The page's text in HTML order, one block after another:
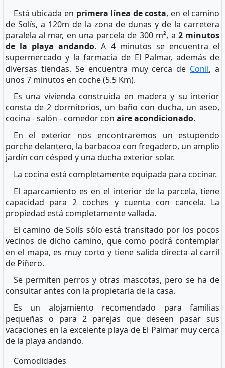
Está ubicada en primera línea de costa, en el camino
de Solís, a 120m de la zona de dunas y de la carretera
paralela al mar, en una parcela de 300 m², a 2 minutos
de la playa andando. A 4 minutos se encuentra el
supermercado y la farmacia de El Palmar, además de
diversas tiendas. Se encuentra muy cerca de Conil, a
unos 7 minutos en coche (5.5 Km).
Es una vivienda construida en madera y su interior
consta de 2 dormitorios, un baño con ducha, un aseo,
cocina - salón - comedor con aire acondicionado.
En el exterior nos encontraremos un estupendo
porche delantero, la barbacoa con fregadero, un amplio
jardín con césped y una ducha exterior solar.
La cocina está completamente equipada para cocinar.
El aparcamiento es en el interior de la parcela, tiene
capacidad para 2 coches y cuenta con cancela. La
propiedad está completamente vallada.
El camino de Solís sólo está transitado por los pocos
vecinos de dicho camino, que como podrá contemplar
en el mapa, es muy corto y tiene salida directa al carril
de Piñero.
Se permiten perros y otras mascotas, pero se ha de
consultar antes con la propietaria de la casa.
Es un alojamiento recomendado para familias
pequeñas o para 2 parejas que deseen pasar sus
vacaciones en la excelente playa de El Palmar muy cerca
de la playa andando.
Comodidades